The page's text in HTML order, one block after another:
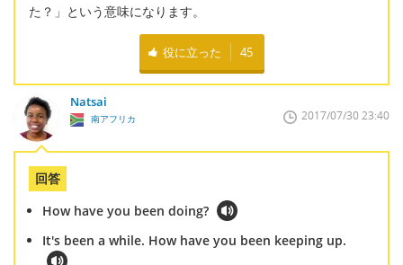
た？」という意味になります。
役に立った 45
Natsai
南アフリカ 2017/07/30 23:40
回答
How have you been doing?
It's been a while. How have you been keeping up.